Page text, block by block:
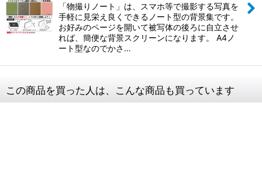
「物撮りノート」は、スマホ等で撮影する写真を
手軽に見栄え良くできるノート型の背景集です。
お好みのページを開いて被写体の後ろに自立させ
れば、簡便な背景スクリーンになります。 A4ノ
ート型なのでかさ…
この商品を買った人は、こんな商品も買っています